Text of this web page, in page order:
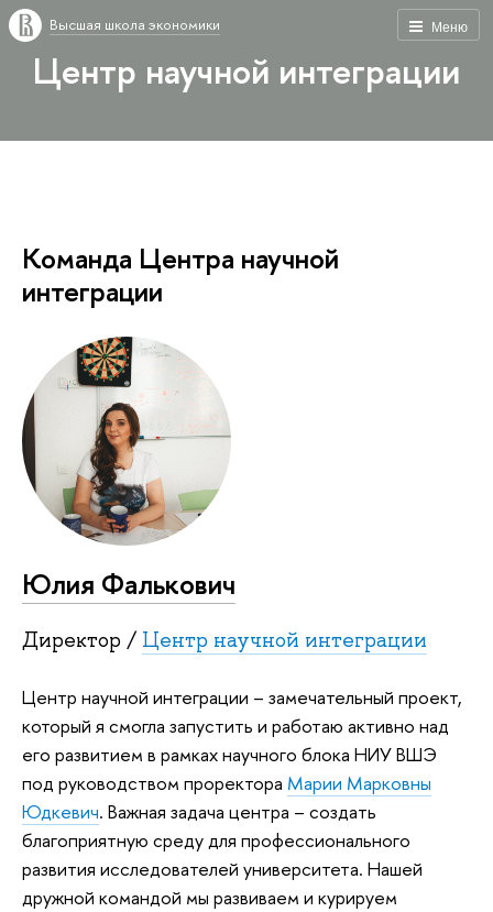
Меню
Высшая школа экономики
Центр научной интеграции
Команда Центра научной
интеграции
Юлия Фалькович
Директор / Центр научной интеграции
Центр научной интеграции – замечательный проект,
который я смогла запустить и работаю активно над
его развитием в рамках научного блока НИУ ВШЭ
под руководством проректора Марии Марковны
Юдкевич. Важная задача центра – создать
благоприятную среду для профессионального
развития исследователей университета. Нашей
дружной командой мы развиваем и курируем